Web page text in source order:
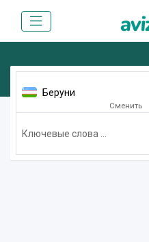
Беруни
Сменить